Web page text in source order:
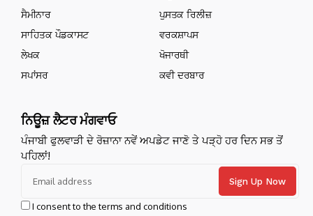
ਸੈਮੀਨਾਰ
ਪੁਸਤਕ ਰਿਲੀਜ਼
ਸਾਹਿਤਕ ਪੌਡਕਾਸਟ
ਵਰਕਸ਼ਾਪਸ
ਲੇਖਕ
ਖੋਜਾਰਥੀ
ਸਪਾਂਸਰ
ਕਵੀ ਦਰਬਾਰ
ਨਿਊਜ਼ ਲੈਟਰ ਮੰਗਵਾਓ
ਪੰਜਾਬੀ ਫੁਲਵਾੜੀ ਦੇ ਰੋਜ਼ਾਨਾ ਨਵੇਂ ਅਪਡੇਟ ਜਾਣੋ ਤੇ ਪੜ੍ਹੋ ਹਰ ਦਿਨ ਸਭ ਤੋਂ
ਪਹਿਲਾਂ!
I consent to the terms and conditions